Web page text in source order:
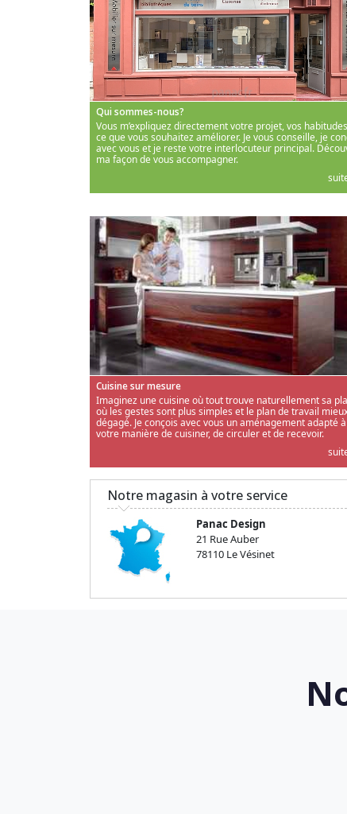
Qui sommes-nous?
Vous m’expliquez directement votre projet, vos
ce que vous souhaitez améliorer. Je vous conseille, je
avec vous et je reste votre interlocuteur principal.
ma façon de vous accompagner.
Cuisine sur mesure
Imaginez une cuisine où tout trouve naturellement sa
où les gestes sont plus simples et le plan de travail
dégagé. Je conçois avec vous un aménagement adapté à
votre manière de cuisiner, de circuler et de recevoir.
Notre magasin à votre service
Panac Design
21 Rue Auber
78110 Le Vésinet